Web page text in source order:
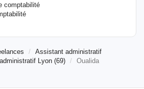
comptabilité
Assistant administratif
Lyon (69)
Oualida